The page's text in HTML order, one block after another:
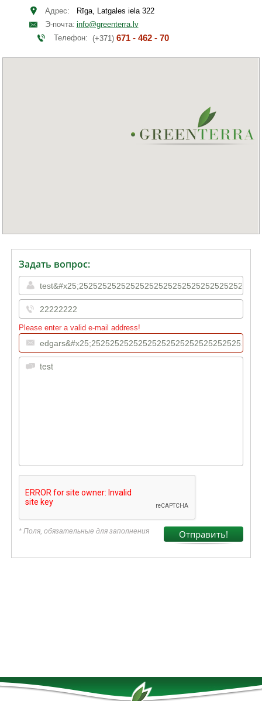
Адрес:
Rīga, Latgales iela 322
Э-почта: info@greenterra.lv
Телефон: (+371) 671 - 462 - 70
Задать вопрос:
Please enter a valid e-mail address!
* Поля, обязательные для заполнения